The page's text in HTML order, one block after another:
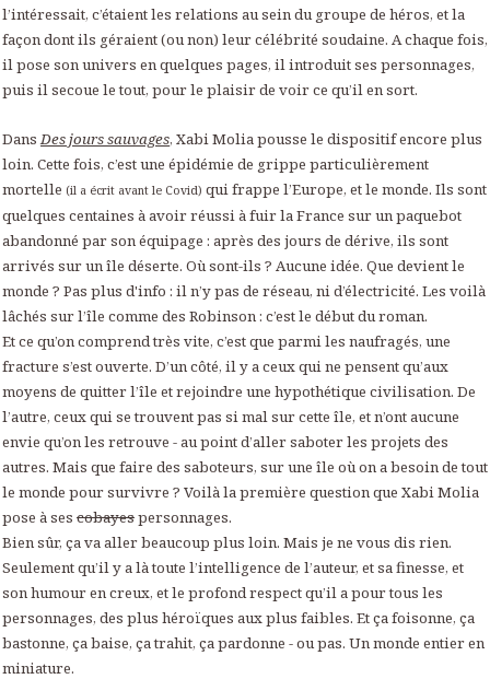
l’intéressait, c’étaient les relations au sein du groupe de héros, et la
façon dont ils géraient (ou non) leur célébrité soudaine. A chaque fois,
il pose son univers en quelques pages, il introduit ses personnages,
puis il secoue le tout, pour le plaisir de voir ce qu’il en sort.
DansDes jours sauvages, Xabi Molia pousse le dispositif encore plus
loin. Cette fois, c’est une épidémie de grippe particulièrement
mortelle (il a écrit avant le Covid) qui frappe l’Europe, et le monde. Ils sont
quelques centaines à avoir réussi à fuir la France sur un paquebot
abandonné par son équipage : après des jours de dérive, ils sont
arrivés sur un île déserte. Où sont-ils ? Aucune idée. Que devient le
monde ? Pas plus d'info : il n’y pas de réseau, ni d’électricité. Les voilà
lâchés sur l’île comme des Robinson : c’est le début du roman.
Et ce qu’on comprend très vite, c’est que parmi les naufragés, une
fracture s’est ouverte. D’un côté, il y a ceux qui ne pensent qu’aux
moyens de quitter l’île et rejoindre une hypothétique civilisation. De
l’autre, ceux qui se trouvent pas si mal sur cette île, et n’ont aucune
envie qu’on les retrouve - au point d’aller saboter les projets des
autres. Mais que faire des saboteurs, sur une île où on a besoin de tout
le monde pour survivre ? Voilà la première question que Xabi Molia
pose à ses cobayespersonnages.
Bien sûr, ça va aller beaucoup plus loin. Mais je ne vous dis rien.
Seulement qu’il y a là toute l’intelligence de l’auteur, et sa finesse, et
son humour en creux, et le profond respect qu’il a pour tous les
personnages, des plus héroïques aux plus faibles. Et ça foisonne, ça
bastonne, ça baise, ça trahit, ça pardonne - ou pas. Un monde entier en
miniature.